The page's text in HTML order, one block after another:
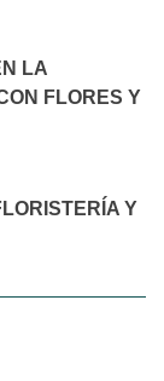
LA
FLORES Y
Y